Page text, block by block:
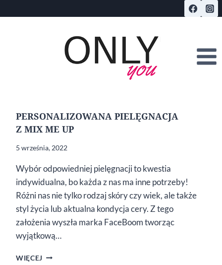
do
PERSONALIZOWANA PIELĘGNACJA
Z MIX ME UP
5 września, 2022
Wybór odpowiedniej pielęgnacji to kwestia
indywidualna, bo każda z nas ma inne potrzeby!
Różni nas nie tylko rodzaj skóry czy wiek, ale także
styl życia lub aktualna kondycja cery. Z tego
założenia wyszła marka FaceBoom tworząc
wyjątkową…
WIĘCEJ PERSONALIZOWANA